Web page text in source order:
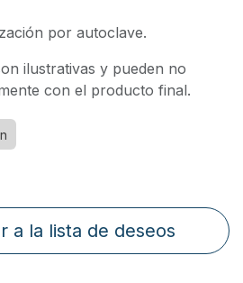
por autoclave.
ilustrativas y pueden no
con el producto final.
a la lista de deseos